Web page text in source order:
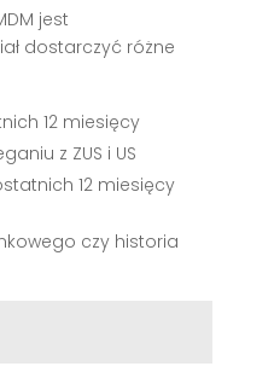
jest
dostarczyć różne
12 miesięcy
z ZUS i US
12 miesięcy
czy historia